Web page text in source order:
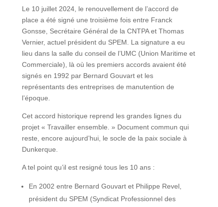
Le 10 juillet 2024, le renouvellement de l’accord de
place a été signé une troisième fois entre Franck
Gonsse, Secrétaire Général de la CNTPA et Thomas
Vernier, actuel président du SPEM. La signature a eu
lieu dans la salle du conseil de l’UMC (Union Maritime et
Commerciale), là où les premiers accords avaient été
signés en 1992 par Bernard Gouvart et les
représentants des entreprises de manutention de
l’époque.
Cet accord historique reprend les grandes lignes du
projet « Travailler ensemble. » Document commun qui
reste, encore aujourd’hui, le socle de la paix sociale à
Dunkerque.
A tel point qu’il est resigné tous les 10 ans :
En 2002 entre Bernard Gouvart et Philippe Revel,
président du SPEM (Syndicat Professionnel des